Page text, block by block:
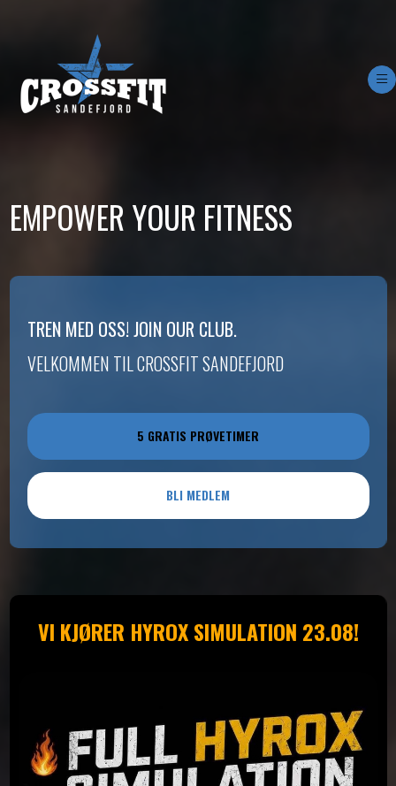
EMPOWER YOUR FITNESS
TREN MED OSS! JOIN OUR CLUB.
VELKOMMEN TIL CROSSFIT SANDEFJORD
5 GRATIS PRØVETIMER
BLI MEDLEM
VI KJØRER HYROX SIMULATION 23.08!